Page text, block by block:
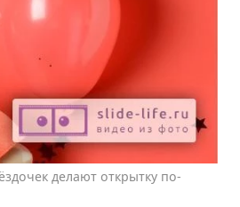
делают открытку по-